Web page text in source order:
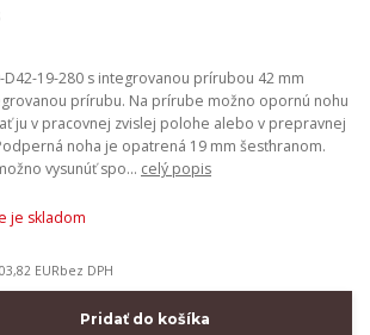
D42-19-280 s integrovanou prírubou 42 mm
prírubu. Na prírube možno opornú nohu
ju v pracovnej zvislej polohe alebo v prepravnej
noha je opatrená 19 mm šesťhranom.
vysunúť spo... celý popis
je skladom
EURbez DPH
Pridať do košíka